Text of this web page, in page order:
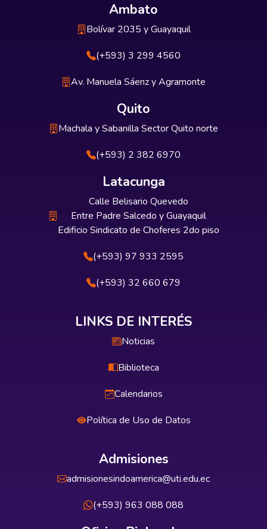
Ambato
Bolívar 2035 y Guayaquil
(+593) 3 299 4560
Av. Manuela Sáenz y Agramonte
Quito
Machala y Sabanilla Sector Quito norte
(+593) 2 382 6970
Latacunga
Calle Belisario Quevedo
Entre Padre Salcedo y Guayaquil
Edificio Sindicato de Choferes 2do piso
(+593) 97 933 2595
(+593) 32 660 679
LINKS DE INTERÉS
Noticias
Biblioteca
Calendarios
Política de Uso de Datos
Admisiones
admisionesindoamerica@uti.edu.ec
(+593) 963 088 088